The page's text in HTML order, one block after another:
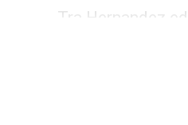
Tra Hernandez
l’allenatore